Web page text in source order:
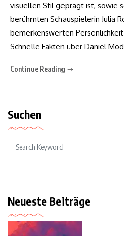
visuellen Stil geprägt ist, sowie
berühmten Schauspielerin Julia
bemerkenswerten
Schnelle Fakten über Daniel
Continue Reading
Suchen
Neueste Beiträge